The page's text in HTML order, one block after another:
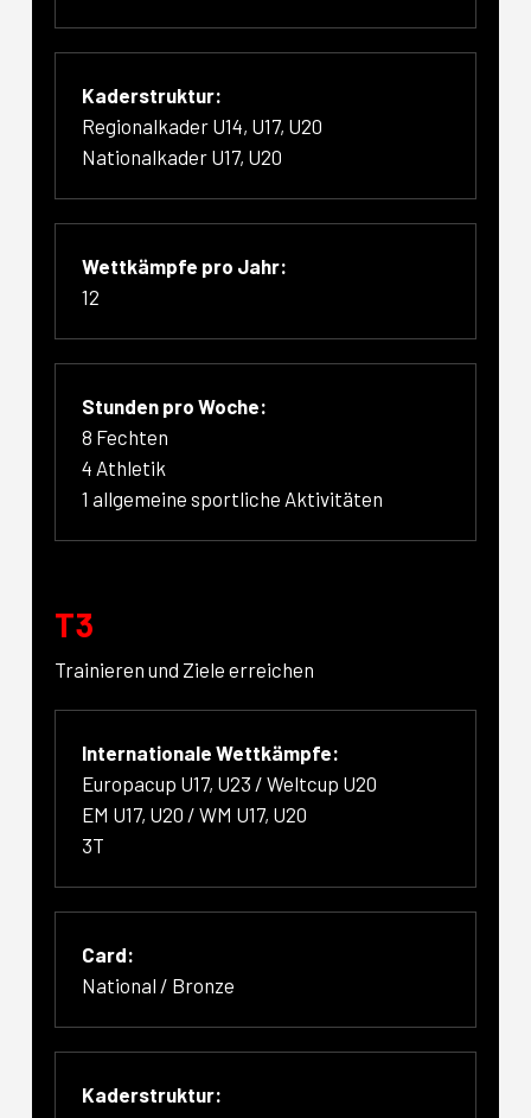
Kaderstruktur:
Regionalkader U14, U17, U20
Nationalkader U17, U20
Wettkämpfe pro Jahr:
12
Stunden pro Woche:
8 Fechten
4 Athletik
1 allgemeine sportliche Aktivitäten
T3
Trainieren und Ziele erreichen
Internationale Wettkämpfe:
Europacup U17, U23 / Weltcup U20
EM U17, U20 / WM U17, U20
3T
Card:
National / Bronze
Kaderstruktur: